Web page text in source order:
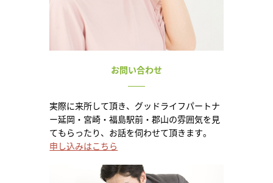
お問い合わせ
実際に来所して頂き、グッドライフパートナ
ー延岡・宮崎・福島駅前・郡山の雰囲気を見
てもらったり、お話を伺わせて頂きます。
申し込みはこちら